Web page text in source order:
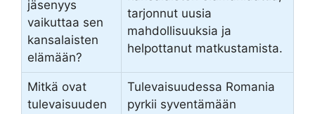
jäsenyys
vaikuttaa sen
kansalaisten
elämään?
tarjonnut uusia
mahdollisuuksia ja
helpottanut matkustamista.
Mitkä ovat
tulevaisuuden
Tulevaisuudessa Romania
pyrkii syventämään